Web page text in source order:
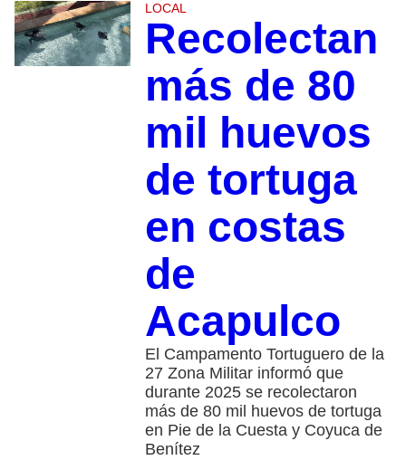
LOCAL
Recolectan
más de 80
mil huevos
de tortuga
en costas
de
Acapulco
El Campamento Tortuguero de la
27 Zona Militar informó que
durante 2025 se recolectaron
más de 80 mil huevos de tortuga
en Pie de la Cuesta y Coyuca de
Benítez